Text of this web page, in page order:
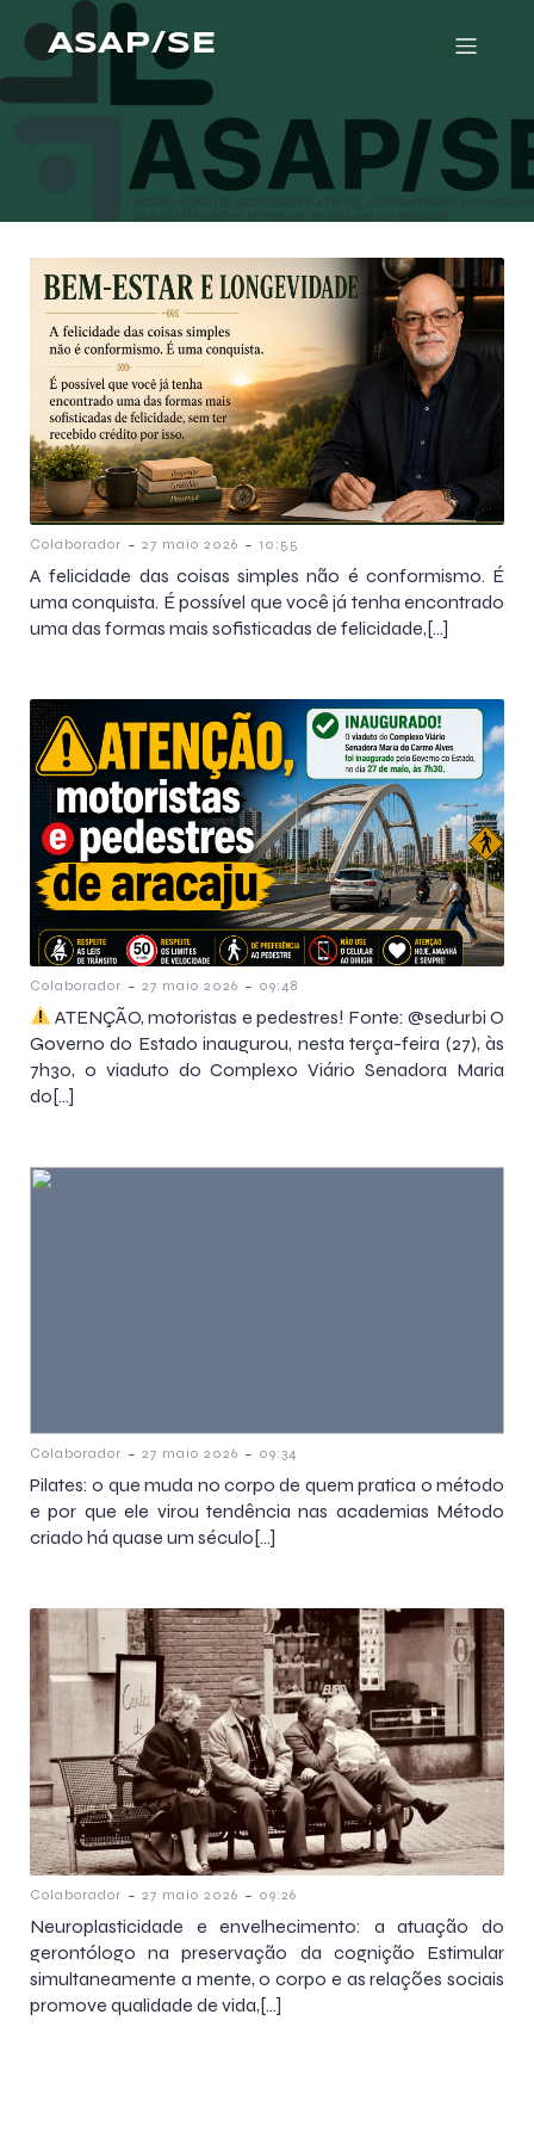
ASAP/SE
Colaborador - 27 maio 2026 - 10:55
A felicidade das coisas simples não é conformismo. É
uma conquista. É possível que você já tenha encontrado
uma das formas mais sofisticadas de felicidade,[…]
Colaborador - 27 maio 2026 - 09:48
ATENÇÃO, motoristas e pedestres! Fonte: @sedurbi O
Governo do Estado inaugurou, nesta terça-feira (27), às
7h30, o viaduto do Complexo Viário Senadora Maria
do[…]
Colaborador - 27 maio 2026 - 09:34
Pilates: o que muda no corpo de quem pratica o método
e por que ele virou tendência nas academias Método
criado há quase um século[…]
Colaborador - 27 maio 2026 - 09:26
Neuroplasticidade e envelhecimento: a atuação do
gerontólogo na preservação da cognição Estimular
simultaneamente a mente, o corpo e as relações sociais
promove qualidade de vida,[…]